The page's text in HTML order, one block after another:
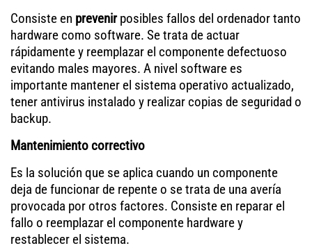
Consiste en prevenirposibles fallos del ordenador tanto
hardware como software. Se trata de actuar
rápidamente y reemplazar el componente defectuoso
evitando males mayores. A nivel software es
importante mantener el sistema operativo actualizado,
tener antivirus instalado y realizar copias de seguridad o
backup.
Mantenimiento correctivo
Es la solución que se aplica cuando un componente
deja de funcionar de repente o se trata de una avería
provocada por otros factores. Consiste en reparar el
fallo o reemplazar el componente hardware y
restablecer el sistema.